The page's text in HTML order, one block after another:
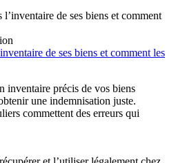
de ses biens et comment les
inventaire précis de vos biens
une indemnisation juste.
commettent des erreurs qui